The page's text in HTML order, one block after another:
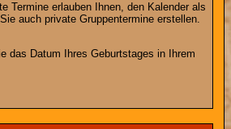
Termine erlauben Ihnen, den Kalender als
auch private Gruppentermine erstellen.
das Datum Ihres Geburtstages in Ihrem